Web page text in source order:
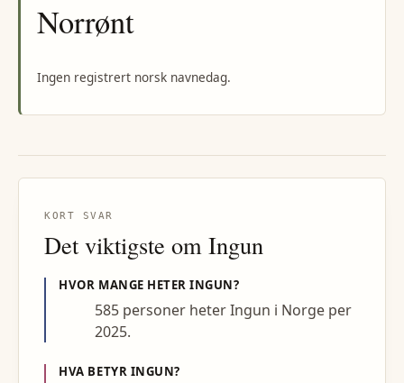
Norrønt
Ingen registrert norsk navnedag.
KORT SVAR
Det viktigste om Ingun
HVOR MANGE HETERINGUN?
585 personer heter Ingun i Norge per
2025.
HVA BETYR INGUN?